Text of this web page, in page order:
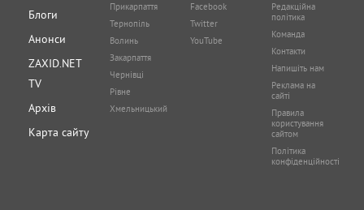
Блоги
Анонси
ZAXID.NET
TV
Архів
Карта сайту
Прикарпаття
Тернопіль
Волинь
Закарпаття
Чернівці
Рівне
Хмельницький
Facebook
Twitter
YouTube
Редакційна
політика
Команда
Контакти
Напишіть нам
Реклама на
сайті
Правила
користування
сайтом
Політика
конфіденційності